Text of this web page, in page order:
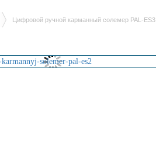
Цифровой ручной карманный солемер PAL-ES3